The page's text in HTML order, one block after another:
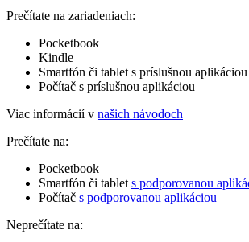
Prečítate na zariadeniach:
Pocketbook
Kindle
Smartfón či tablet s príslušnou aplikáciou
Počítač s príslušnou aplikáciou
Viac informácií v našich návodoch
Prečítate na:
Pocketbook
Smartfón či tablet s podporovanou
Počítač s podporovanou aplikáciou
Neprečítate na: